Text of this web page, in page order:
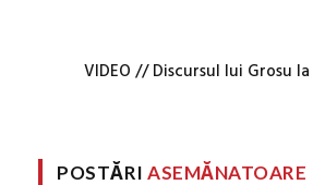
VIDEO // Discursul lui Grosu
POSTĂRIASEMĂNATOARE